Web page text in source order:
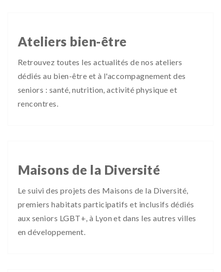
Ateliers bien-être
Retrouvez toutes les actualités de nos ateliers
dédiés au bien-être et à l'accompagnement des
seniors : santé, nutrition, activité physique et
rencontres.
Maisons de la Diversité
Le suivi des projets des Maisons de la Diversité,
premiers habitats participatifs et inclusifs dédiés
aux seniors LGBT+, à Lyon et dans les autres villes
en développement.